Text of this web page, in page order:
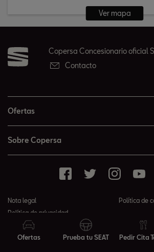
Ver mapa
Copersa Concesionario oficial
Contacto
Ofertas
Sobre Copersa
Nota legal
Política de
Política de privacidad
© 2026 Copersa todos los derechos reservados
Ofertas
Prueba tu SEAT Pedir Cita